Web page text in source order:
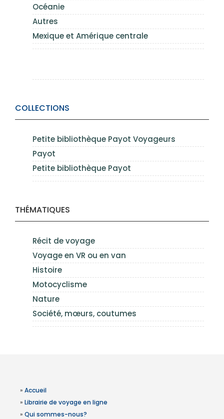
Océanie
Autres
Mexique et Amérique centrale
COLLECTIONS
Petite bibliothèque Payot Voyageurs
Payot
Petite bibliothèque Payot
THÉMATIQUES
Récit de voyage
Voyage en VR ou en van
Histoire
Motocyclisme
Nature
Société, mœurs, coutumes
» Accueil
» Librairie de voyage en ligne
» Qui sommes-nous?